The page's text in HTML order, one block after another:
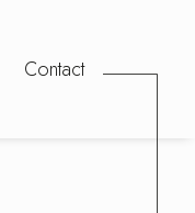
Contact